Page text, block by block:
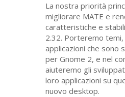
La nostra priorità
migliorare MATE e
caratteristiche e
2.32. Porteremo
applicazioni che sono
per Gnome 2, e nel
aiuteremo gli
loro applicazioni su
nuovo desktop.